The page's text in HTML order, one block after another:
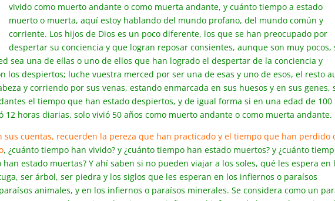
vivido como muerto andante o como muerta andante, y cuánto tiempo a estado
muerto o muerta, aquí estoy hablando del mundo profano, del mundo común y
corriente. Los hijos de Dios es un poco diferente, los que se han preocupado por
despertar su conciencia y que logran reposar consientes, aunque son muy pocos,
sea una de ellas o uno de ellos que han logrado el despertar de la conciencia y
los despiertos; luche vuestra merced por ser una de esas y uno de esos, el resto
y corriendo por sus venas, estando enmarcada en sus huesos y en sus genes,
el tiempo que han estado despiertos, y de igual forma si en una edad de 100
12 horas diarias, solo vivió 50 años como muerto andante o como muerta andante.
sus cuentas, recuerden la pereza que han practicado y el tiempo que han perdido
, ¿cuánto tiempo han vivido? y ¿cuánto tiempo han estado muertos? y ¿cuánto
han estado muertas? Y ahí saben si no pueden viajar a los soles, qué les espera en
ser árbol, ser piedra y los siglos que les esperan en los infiernos o paraísos
animales, y en los infiernos o paraísos minerales. Se considera como un